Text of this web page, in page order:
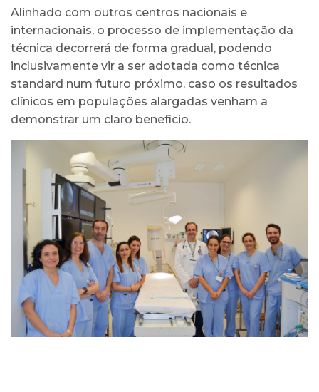
Alinhado com outros centros nacionais e
internacionais, o processo de implementação da
técnica decorrerá de forma gradual, podendo
inclusivamente vir a ser adotada como técnica
standard num futuro próximo, caso os resultados
clínicos em populações alargadas venham a
demonstrar um claro benefício.